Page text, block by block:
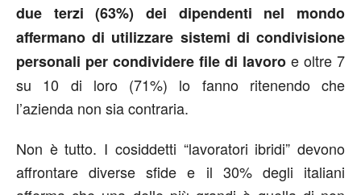
due terzi (63%) dei dipendenti nel mondo
affermano di utilizzare sistemi di condivisione
personali per condividere file di lavoro e oltre 7
su 10 di loro (71%) lo fanno ritenendo che
l’azienda non sia contraria.
Non è tutto. I cosiddetti “lavoratori ibridi” devono
affrontare diverse sfide e il 30% degli italiani